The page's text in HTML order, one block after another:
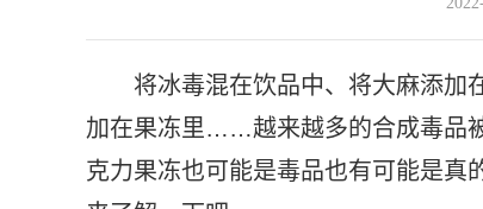
将冰毒混在饮品中、将大麻添加
加在果冻里……越来越多的合成毒品
克力果冻也可能是毒品也有可能是真